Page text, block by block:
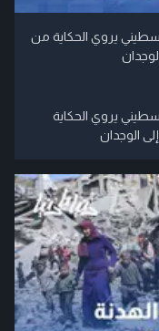
يروي الحكاية من
يروي الحكاية
الوجدان